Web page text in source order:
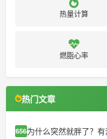
热量计算
燃脂心率
热门文章
26564为什么突然就胖了？